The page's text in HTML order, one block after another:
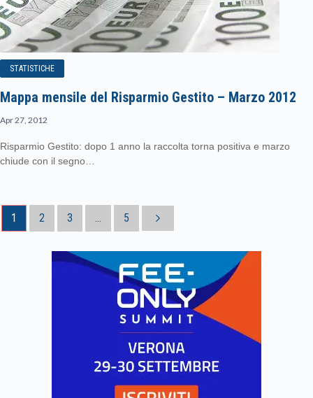
STATISTICHE
Mappa mensile del Risparmio Gestito – Marzo 2012
Apr 27, 2012
Risparmio Gestito: dopo 1 anno la raccolta torna positiva e marzo
chiude con il segno…
1 2 3 ... 5